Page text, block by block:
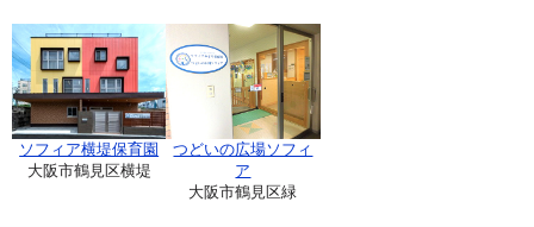
ソフィア横堤保育園
大阪市鶴見区横堤
つどいの広場ソフィ
ア
大阪市鶴見区緑